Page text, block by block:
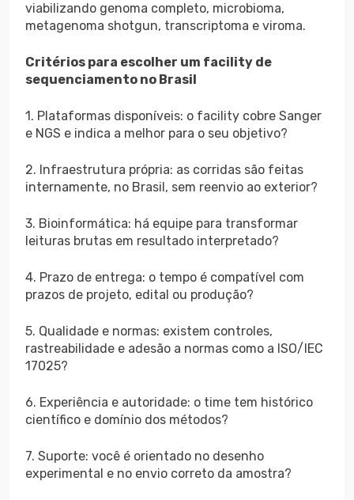
viabilizando genoma completo, microbioma,
metagenoma shotgun, transcriptoma e viroma.
Critérios para escolher um facility de
sequenciamento no Brasil
1. Plataformas disponíveis: o facility cobre Sanger
e NGS e indica a melhor para o seu objetivo?
2. Infraestrutura própria: as corridas são feitas
internamente, no Brasil, sem reenvio ao exterior?
3. Bioinformática: há equipe para transformar
leituras brutas em resultado interpretado?
4. Prazo de entrega: o tempo é compatível com
prazos de projeto, edital ou produção?
5. Qualidade e normas: existem controles,
rastreabilidade e adesão a normas como a ISO/IEC
17025?
6. Experiência e autoridade: o time tem histórico
científico e domínio dos métodos?
7. Suporte: você é orientado no desenho
experimental e no envio correto da amostra?